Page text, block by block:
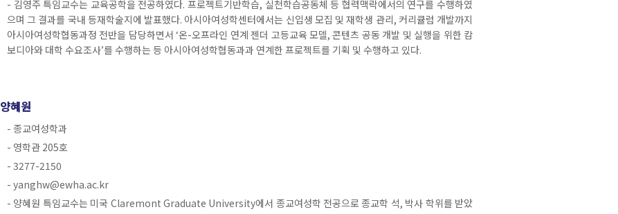
- 김영주 특임교수는 교육공학을 전공하였다. 프로젝트기반학습, 실천학습공동체 등 협력맥락에서의 연구를 수행하였
으며 그 결과를 국내 등재학술지에 발표했다. 아시아여성학센터에서는 신입생 모집 및 재학생 관리, 커리큘럼 개발까지
아시아여성학협동과정 전반을 담당하면서 ‘온-오프라인 연계 젠더 고등교육 모델, 콘텐츠 공동 개발 및 실행을 위한 캄
보디아와 대학 수요조사’를 수행하는 등 아시아여성학협동과과 연계한 프로젝트를 기획 및 수행하고 있다.
양혜원
- 종교여성학과
- 영학관 205호
- 3277-2150
- yanghw@ewha.ac.kr
- 양혜원 특임교수는 미국 Claremont Graduate University에서 종교여성학 전공으로 종교학 석, 박사 학위를 받았